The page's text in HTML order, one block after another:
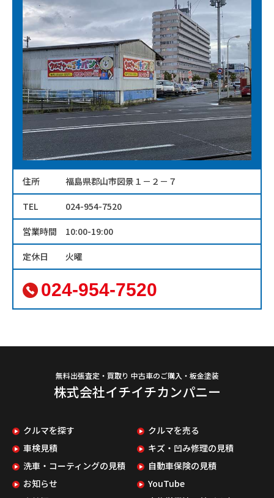
住所 福島県郡山市図景１－２－７
TEL 024-954-7520
営業時間 10:00-19:00
定休日 火曜
024-954-7520
無料出張査定・買取り 中古車のご購入・板金塗装
株式会社イチイチカンパニー
クルマを探す
クルマを売る
車検見積
キズ・凹み修理の見積
洗車・コーティングの見積
自動車保険の見積
お知らせ
YouTube